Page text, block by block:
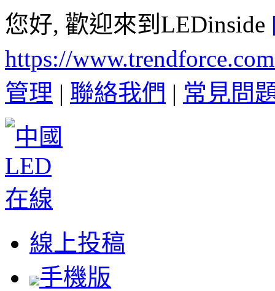
您好, 歡迎來到LEDinside
https://
管理 | 聯絡我們 | 常見問
線上投稿
手機版